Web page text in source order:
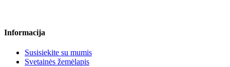
Informacija
Susisiekite su mumis
Svetainės žemėlapis